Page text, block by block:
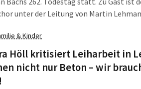
unter der Leitung von Martin
& Kinder
Höll kritisiert Leiharbeit in
nicht nur Beton – wir